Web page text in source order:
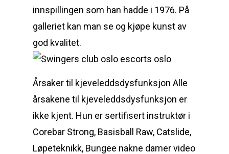
innspillingen som han hadde i 1976. På
galleriet kan man se og kjøpe kunst av
god kvalitet.
Årsaker til kjeveleddsdysfunksjon Alle
årsakene til kjeveleddsdysfunksjon er
ikke kjent. Hun er sertifisert instruktør i
Corebar Strong, Basisball Raw, Catslide,
Løpeteknikk, Bungee nakne damer video